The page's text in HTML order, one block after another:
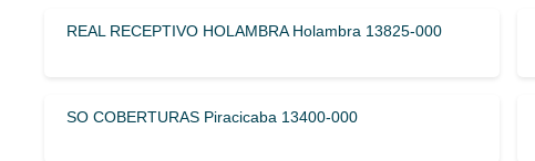
REAL RECEPTIVO HOLAMBRA Holambra 13825-000
SO COBERTURAS Piracicaba 13400-000